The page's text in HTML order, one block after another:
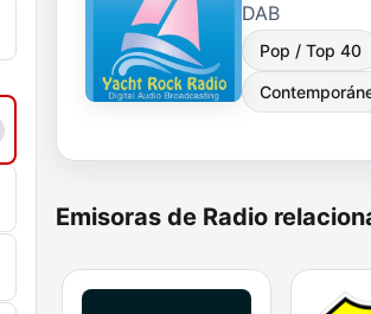
DAB
Pop / Top 40
Emisoras de Radio